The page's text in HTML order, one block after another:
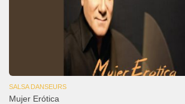
SALSA DANSEURS
Mujer Erótica